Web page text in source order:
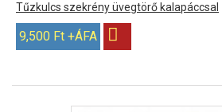
Tűzkulcs szekrény üvegtörő kalapáccsal
9,500 Ft +ÁFA